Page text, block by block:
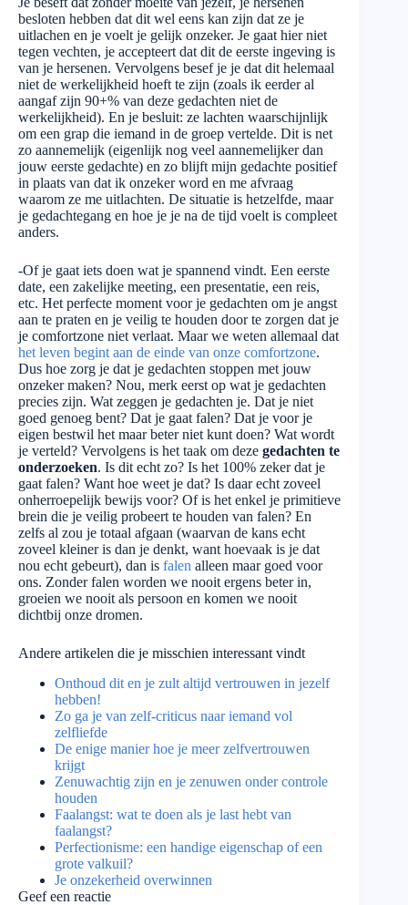
besloten hebben dat dit wel eens kan zijn dat ze je
uitlachen en je voelt je gelijk onzeker. Je gaat hier niet
tegen vechten, je accepteert dat dit de eerste ingeving is
van je hersenen. Vervolgens besef je je dat dit helemaal
niet de werkelijkheid hoeft te zijn (zoals ik eerder al
aangaf zijn 90+% van deze gedachten niet de
werkelijkheid). En je besluit: ze lachten waarschijnlijk
om een grap die iemand in de groep vertelde. Dit is net
zo aannemelijk (eigenlijk nog veel aannemelijker dan
jouw eerste gedachte) en zo blijft mijn gedachte positief
in plaats van dat ik onzeker word en me afvraag
waarom ze me uitlachten. De situatie is hetzelfde, maar
je gedachtegang en hoe je je na de tijd voelt is compleet
anders.
-Of je gaat iets doen wat je spannend vindt. Een eerste
date, een zakelijke meeting, een presentatie, een reis,
etc. Het perfecte moment voor je gedachten om je angst
aan te praten en je veilig te houden door te zorgen dat je
je comfortzone niet verlaat. Maar we weten allemaal dat
het leven begint aan de einde van onze comfortzone.
Dus hoe zorg je dat je gedachten stoppen met jouw
onzeker maken? Nou, merk eerst op wat je gedachten
precies zijn. Wat zeggen je gedachten je. Dat je niet
goed genoeg bent? Dat je gaat falen? Dat je voor je
eigen bestwil het maar beter niet kunt doen? Wat wordt
je verteld? Vervolgens is het taak om deze gedachten te
onderzoeken. Is dit echt zo? Is het 100% zeker dat je
gaat falen? Want hoe weet je dat? Is daar echt zoveel
onherroepelijk bewijs voor? Of is het enkel je primitieve
brein die je veilig probeert te houden van falen? En
zelfs al zou je totaal afgaan (waarvan de kans echt
zoveel kleiner is dan je denkt, want hoevaak is je dat
nou echt gebeurt), dan is falen alleen maar goed voor
ons. Zonder falen worden we nooit ergens beter in,
groeien we nooit als persoon en komen we nooit
dichtbij onze dromen.
Andere artikelen die je misschien interessant vindt
Onthoud dit en je zult altijd vertrouwen in jezelf
hebben!
Zo ga je van zelf-criticus naar iemand vol
zelfliefde
De enige manier hoe je meer zelfvertrouwen
krijgt
Zenuwachtig zijn en je zenuwen onder controle
houden
Faalangst: wat te doen als je last hebt van
faalangst?
Perfectionisme: een handige eigenschap of een
grote valkuil?
Je onzekerheid overwinnen
Geef een reactie